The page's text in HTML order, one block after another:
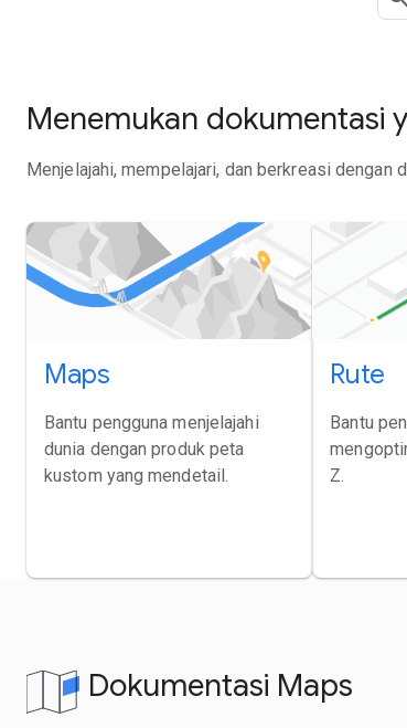
Menemukan dokumentasi
Menjelajahi, mempelajari, dan berkreasi dengan
Maps
Bantu pengguna menjelajahi
dunia dengan produk peta
kustom yang mendetail.
Rute
Bantu
Z.
Dokumentasi Maps